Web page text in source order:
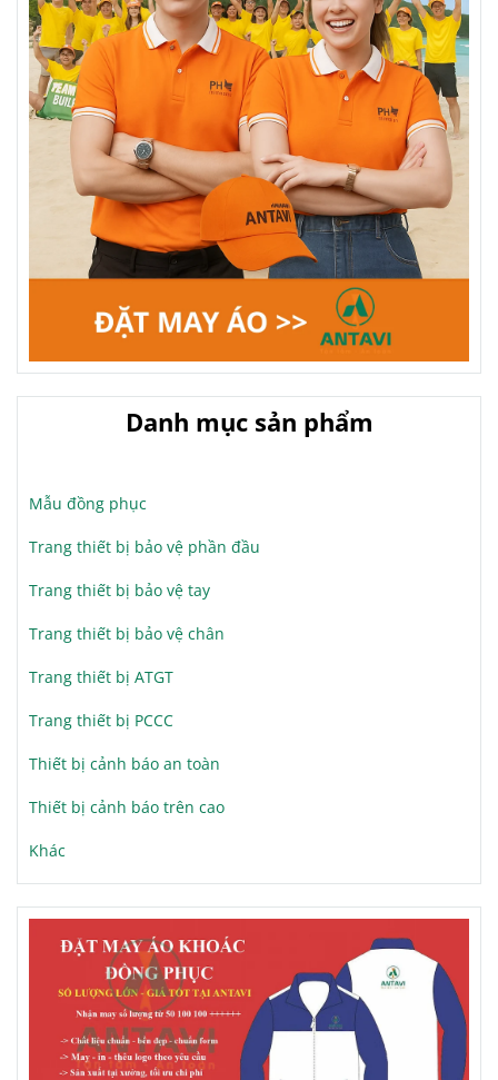
Danh mục sản phẩm
Mẫu đồng phục
Trang thiết bị bảo vệ phần đầu
Trang thiết bị bảo vệ tay
Trang thiết bị bảo vệ chân
Trang thiết bị ATGT
Trang thiết bị PCCC
Thiết bị cảnh báo an toàn
Thiết bị cảnh báo trên cao
Khác